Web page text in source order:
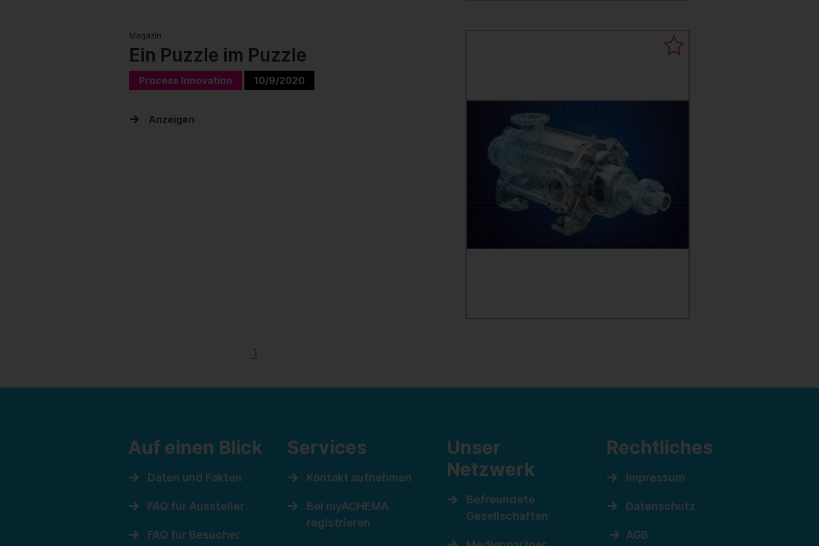
Magazin
Ein Puzzle im Puzzle
Process Innovation 10/9/2020
Anzeigen
1
Auf einen Blick
Daten und Fakten
FAQ für Aussteller
FAQ für Besucher
Services
Kontakt aufnehmen
Bei myACHEMA
registrieren
Unser
Netzwerk
Befreundete
Gesellschaften
Rechtliches
Impressum
Datenschutz
AGB